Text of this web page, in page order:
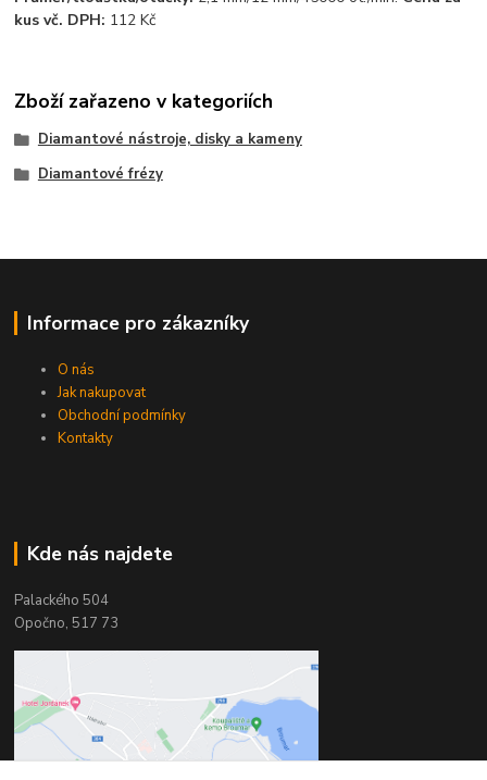
kus vč. DPH: 112 Kč
Zboží zařazeno v kategoriích
Diamantové nástroje, disky a kameny
Diamantové frézy
Informace pro zákazníky
O nás
Jak nakupovat
Obchodní podmínky
Kontakty
Kde nás najdete
Palackého 504
Opočno, 517 73